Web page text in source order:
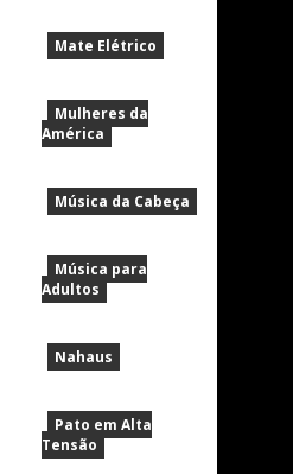
Mate Elétrico
Mulheres da
América
Música da Cabeça
Música para
Adultos
Nahaus
Pato em Alta
Tensão